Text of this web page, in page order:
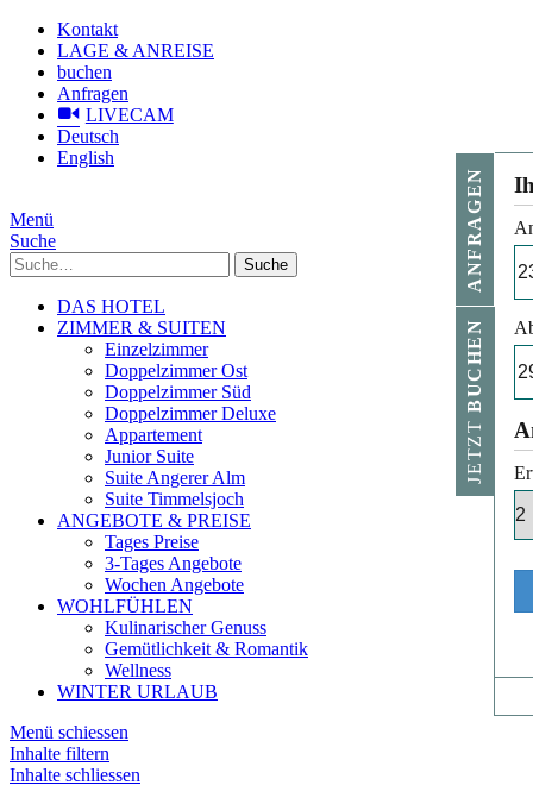
Kontakt
LAGE & ANREISE
buchen
Anfragen
LIVECAM
Deutsch
English
Menü
Suche
Suche
DAS HOTEL
ZIMMER & SUITEN
Einzelzimmer
Doppelzimmer Ost
Doppelzimmer Süd
Doppelzimmer Deluxe
Appartement
Junior Suite
Suite Angerer Alm
Suite Timmelsjoch
ANGEBOTE & PREISE
Tages Preise
3-Tages Angebote
Wochen Angebote
WOHLFÜHLEN
Kulinarischer Genuss
Gemütlichkeit & Romantik
Wellness
WINTER URLAUB
Menü schiessen
Inhalte filtern
Inhalte schliessen
JETZT
BUCHEN
ANFRAGEN